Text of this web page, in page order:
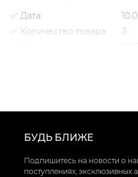
✅ Дата
✅ Количество товара
3
✅ Самый популярный
БУДЬ БЛИЖЕ
Подпишитесь на новости о
поступлениях, эксклюзивных